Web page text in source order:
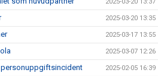
2025-03-20 13:35
2025-03-17 13:55
2025-03-07 12:26
2025-02-05 16:39